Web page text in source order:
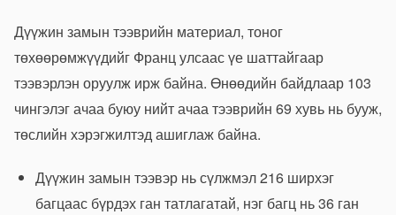
Дүүжин замын тээврийн материал, тоног
төхөөрөмжүүдийг Франц улсаас үе шаттайгаар
тээвэрлэн оруулж ирж байна. Өнөөдийн байдлаар 103
чингэлэг ачаа буюу нийт ачаа тээврийн 69 хувь нь бууж,
төслийн хэрэгжилтэд ашиглаж байна.
Дүүжин замын тээвэр нь сүлжмэл 216 ширхэг
багцаас бүрдэх ган татлагатай, нэг багц нь 36 ган